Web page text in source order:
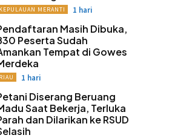
KEPULAUAN MERANTI 1 hari
Masih Dibuka,
Peserta Sudah
Tempat di Gowes
RIAU 1 hari
Diserang Beruang
Saat Bekerja, Terluka
dan Dilarikan ke RSUD